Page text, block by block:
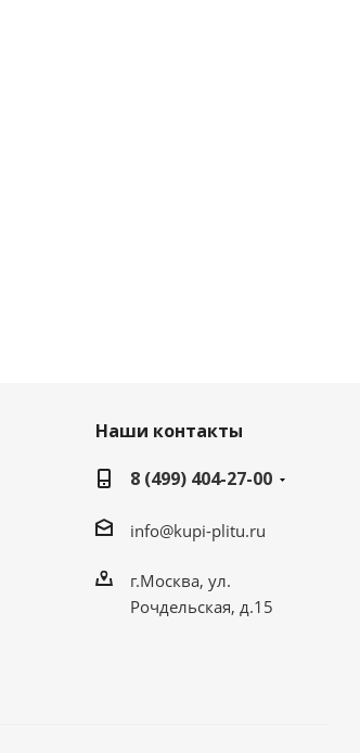
Наши контакты
8 (499) 404-27-00
info@kupi-plitu.ru
г.Москва, ул.
Рочдельская, д.15